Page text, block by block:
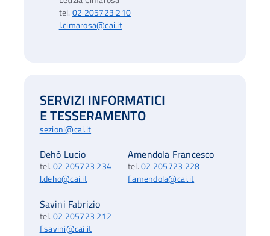
tel.02 205723 210
l.cimarosa@cai.it
SERVIZI INFORMATICI
E TESSERAMENTO
sezioni@cai.it
Dehò Lucio
tel. 02 205723 234
l.deho@cai.it
Amendola Francesco
tel.02 205723 228
f.amendola@cai.it
Savini Fabrizio
tel. 02 205723 212
f.savini@cai.it